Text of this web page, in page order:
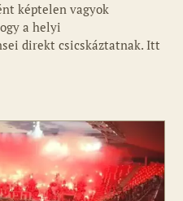
képtelen vagyok
a helyi
direkt csicskáztatnak. Itt